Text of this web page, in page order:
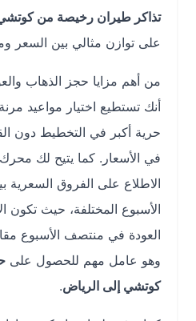
تذاكر طيران رخيصة من كوتشي إلى
على توازن مثالي بين السعر ومدة
من أهم مزايا حجز الذهاب والعودة
أنك تستطيع اختيار مواعيد مرنة
حرية أكبر في التخطيط دون القلق
في الأسعار. كما يتيح لك محرك
الاطلاع على الفروق السعرية بين
الأسبوع المختلفة، حيث تكون
العودة في منتصف الأسبوع مقارنة
وهو عامل مهم للحصول علىحجز
كوتشي إلى الرياض.